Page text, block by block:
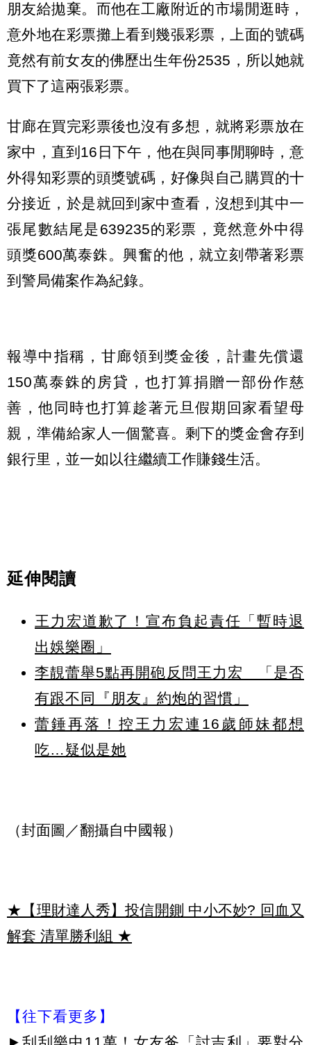
朋友給拋棄。而他在工廠附近的市場閒逛時，
意外地在彩票攤上看到幾張彩票，上面的號碼
竟然有前女友的佛歷出生年份2535，所以她就
買下了這兩張彩票。
甘廊在買完彩票後也沒有多想，就將彩票放在
家中，直到16日下午，他在與同事閒聊時，意
外得知彩票的頭獎號碼，好像與自己購買的十
分接近，於是就回到家中查看，沒想到其中一
張尾數結尾是639235的彩票，竟然意外中得
頭獎600萬泰銖。興奮的他，就立刻帶著彩票
到警局備案作為紀錄。
報導中指稱，甘廊領到獎金後，計畫先償還
150萬泰銖的房貸，也打算捐贈一部份作慈
善，他同時也打算趁著元旦假期回家看望母
親，準備給家人一個驚喜。剩下的獎金會存到
銀行里，並一如以往繼續工作賺錢生活。
延伸閱讀
王力宏道歉了！宣布負起責任「暫時退
出娛樂圈」
李靚蕾舉5點再開砲反問王力宏 「是否
有跟不同『朋友』約炮的習慣」
蕾錘再落！控王力宏連16歲師妹都想
吃…疑似是她
（封面圖／翻攝自中國報）
★【理財達人秀】投信開鍘 中小不妙? 回血又
解套 清單勝利組 ★
【往下看更多】